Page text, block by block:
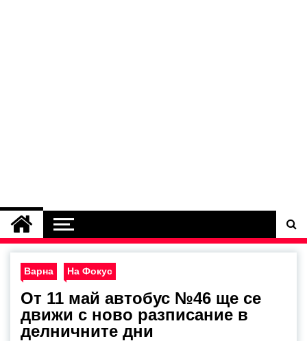
Варна На Фокус
От 11 май автобус №46 ще се
движи с ново разписание в
делничните дни